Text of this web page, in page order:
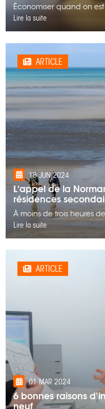
Économiser quand on
Lire la suite
ARTICLE
18 JUN 2024
L'appel de la
résidences
À moins de trois heures
Lire la suite
ARTICLE
01 MAR 2024
6 bonnes raisons
neuf